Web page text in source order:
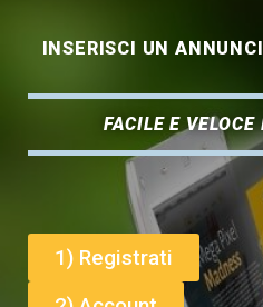
INSERISCI UN
FACILE E
1) Registrati